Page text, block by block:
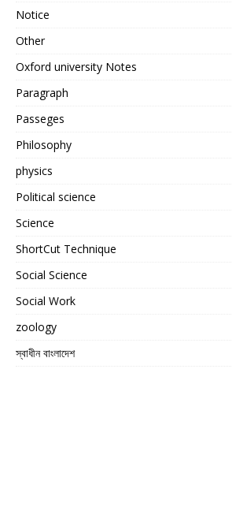
Notice
Other
Oxford university Notes
Paragraph
Passeges
Philosophy
physics
Political science
Science
ShortCut Technique
Social Science
Social Work
zoology
স্বাধীন বাংলাদেশ